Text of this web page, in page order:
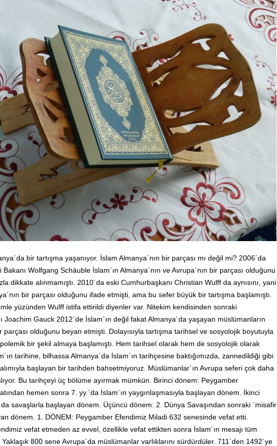
bir tartışma yaşanıyor. İslam Almanya´nın bir parçası mı değil mi? 2006´da
Wolfgang Schäuble İslam´ın Almanya´nın ve Avrupa´nın bir parçası olduğunu
dikkate alınmamıştı. 2010´da eski Cumhurbaşkanı Christian Wulff da aynısını, yani
bir parçası olduğunu ifade etmişti, ama bu sefer büyük bir tartışma başlamıştı.
yüzünden Wulff istifa ettirildi diyenler var. Nitekim kendisinden sonraki
Joachim Gauck 2012´de İslam´ın değil fakat Almanya´da yaşayan müslümanların
parçası olduğunu beyan etmişti. Dolayısıyla tartışma tarihsel ve sosyolojik boyutuyla
bir şekil almaya başlamıştı. Hem tarihsel olarak hem de sosyolojik olarak
tarihine, bilhassa Almanya´da İslam´ın tarihçesine baktığımızda, zannedildiği gibi
başlayan bir tarihden bahsetmiyoruz. Müslümanlar´ın Avrupa seferi çok daha
Bu tarihçeyi üç bölüme ayırmak mümkün. Birinci dönem: Peygamber
hemen sonra 7. yy.´da İslam´ın yaygınlaşmasıyla başlayan dönem. İkinci
savaşlarla başlayan dönem. Üçüncü dönem: 2. Dünya Savaşından sonraki ´misafir
dönem. 1. DÖNEM: Peygamber Efendimiz Miladi 632 senesinde vefat etti.
vefat etmeden az evvel, özellikle vefat ettikten sonra İslam´ın mesajı tüm
Yaklaşık 800 sene Avrupa´da müslümanlar varlıklarını sürdürdüler. 711´den 1492´ye